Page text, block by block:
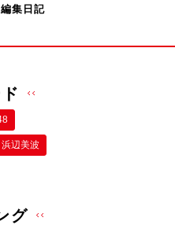
編集日記
浜辺美波
グ